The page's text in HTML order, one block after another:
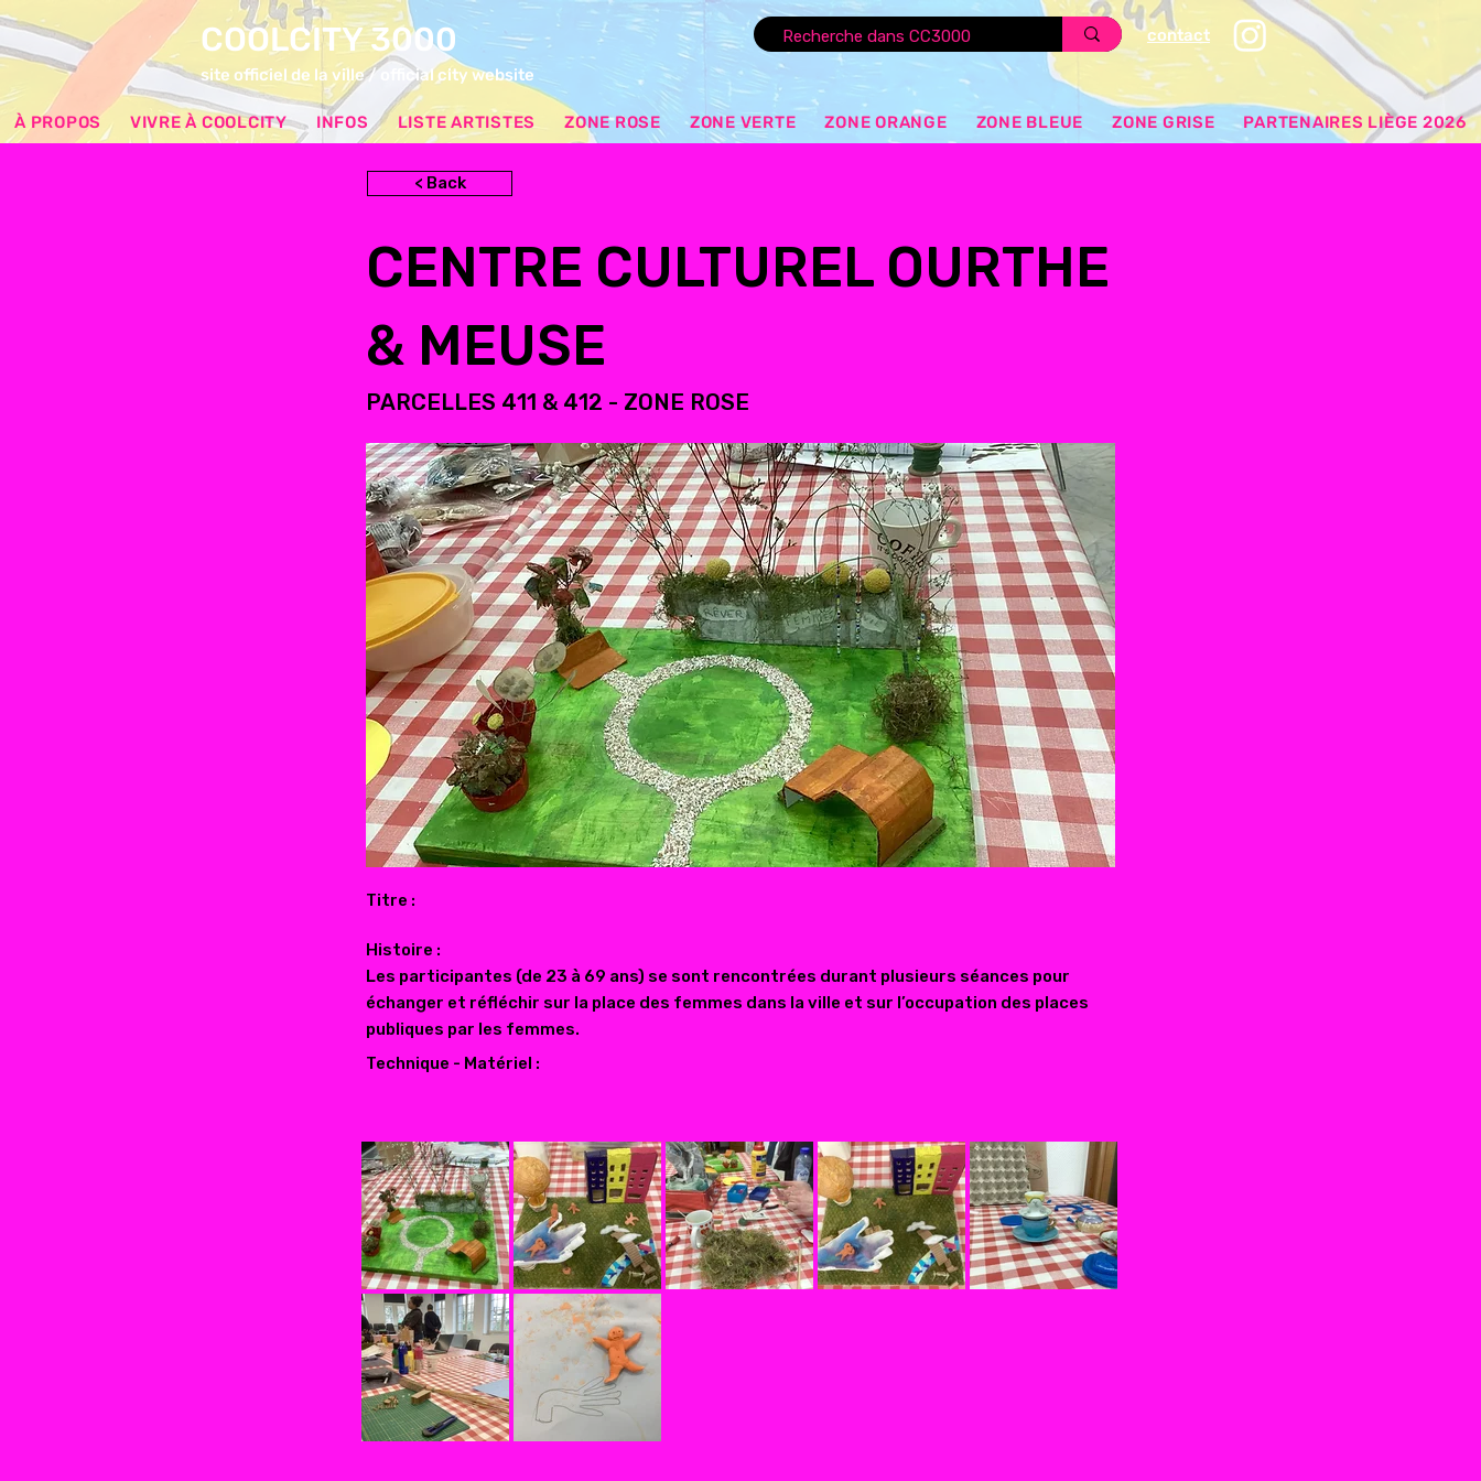
COOLCITY 3000
site officiel de la ville / official city website
contact
À PROPOS VIVRE À COOLCITY INFOS LISTE ARTISTES ZONE ROSE ZONE VERTE ZONE ORANGE ZONE BLEUE ZONE GRISE PARTENAIRES LIÈGE 2026
< Back
CENTRE CULTUREL OURTHE
& MEUSE
PARCELLES 411 & 412 - ZONE ROSE
Titre :
Histoire :
Les participantes (de 23 à 69 ans) se sont rencontrées durant plusieurs séances pour
échanger et réfléchir sur la place des femmes dans la ville et sur l’occupation des places
publiques par les femmes.
Technique - Matériel :